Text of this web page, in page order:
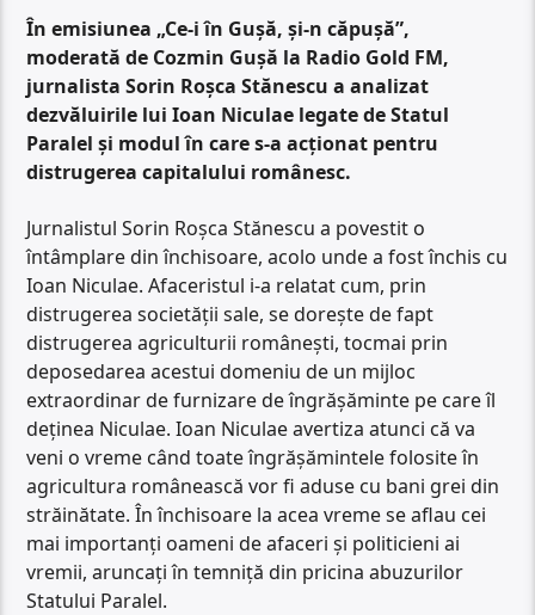
În emisiunea „Ce-i în Gușă, și-n căpușă”,
moderată de Cozmin Gușă la Radio Gold FM,
jurnalista Sorin Roșca Stănescu a analizat
dezvăluirile lui Ioan Niculae legate de Statul
Paralel și modul în care s-a acționat pentru
distrugerea capitalului românesc.
Jurnalistul Sorin Roșca Stănescu a povestit o
întâmplare din închisoare, acolo unde a fost închis cu
Ioan Niculae. Afaceristul i-a relatat cum, prin
distrugerea societății sale, se dorește de fapt
distrugerea agriculturii românești, tocmai prin
deposedarea acestui domeniu de un mijloc
extraordinar de furnizare de îngrășăminte pe care îl
deținea Niculae. Ioan Niculae avertiza atunci că va
veni o vreme când toate îngrășămintele folosite în
agricultura românească vor fi aduse cu bani grei din
străinătate. În închisoare la acea vreme se aflau cei
mai importanți oameni de afaceri și politicieni ai
vremii, aruncați în temniță din pricina abuzurilor
Statului Paralel.